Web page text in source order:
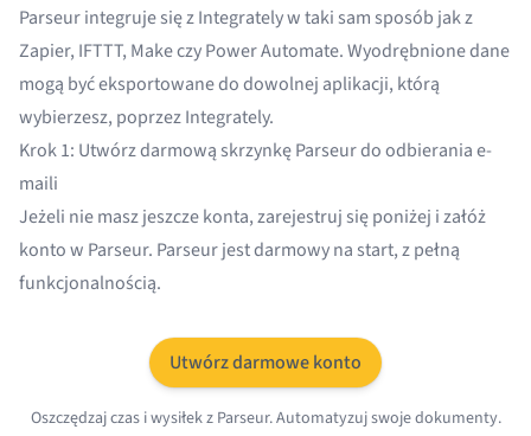
Parseur integruje się z Integrately w taki sam sposób jak z
Zapier, IFTTT, MakeczyPower Automate. Wyodrębnione dane
mogą być eksportowane do dowolnej aplikacji, którą
wybierzesz, poprzez Integrately.
Krok 1: Utwórz darmową skrzynkę Parseur do odbierania e-
maili
Jeżeli nie masz jeszcze konta, zarejestruj się poniżej i załóż
konto w Parseur. Parseur jest darmowy na start, z pełną
funkcjonalnością.
Utwórz darmowe konto
Oszczędzaj czas i wysiłek z Parseur. Automatyzuj swoje dokumenty.